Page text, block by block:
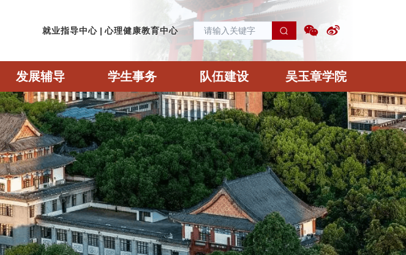
就业指导中心 | 心理健康教育中心
发展辅导 学生事务 队伍建设 吴玉章学院